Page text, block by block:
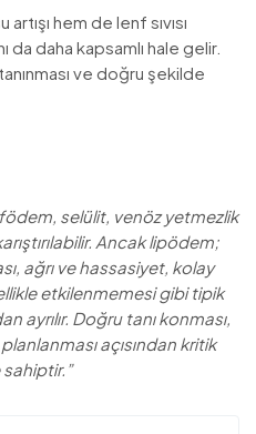
hem de lenf sıvısı
da daha kapsamlı hale gelir.
ve doğru şekilde
selülit, venöz yetmezlik
Ancak lipödem;
ağrı ve hassasiyet, kolay
etkilenmemesi gibi tipik
ayrılır. Doğru tanı konması,
açısından kritik